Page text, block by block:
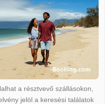
a résztvevő szállásokon,
jelöl a keresési találatok